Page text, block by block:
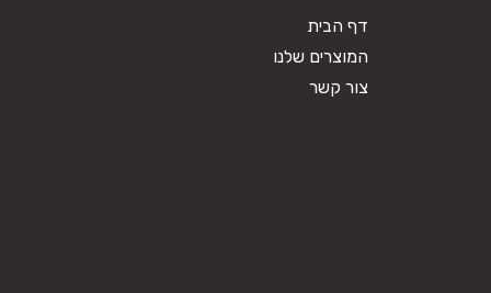
דף הבית
המוצרים שלנו
צור קשר